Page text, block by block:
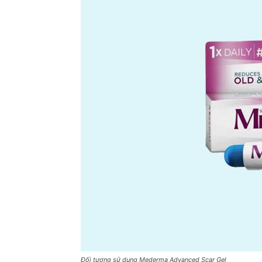
Đối tượng sử dụng Mederma Advanced Scar Gel